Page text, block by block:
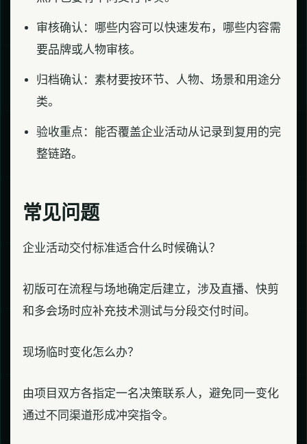
审核确认：哪些内容可以快速发布，哪些内容需
要品牌或人物审核。
归档确认：素材要按环节、人物、场景和用途分
类。
验收重点：能否覆盖企业活动从记录到复用的完
整链路。
常见问题
企业活动交付标准适合什么时候确认？
初版可在流程与场地确定后建立，涉及直播、快剪
和多会场时应补充技术测试与分段交付时间。
现场临时变化怎么办？
由项目双方各指定一名决策联系人，避免同一变化
通过不同渠道形成冲突指令。